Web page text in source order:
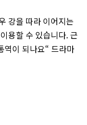
강을 따라 이어지는
용할 수 있습니다. 근
역이 되나요“ 드라마